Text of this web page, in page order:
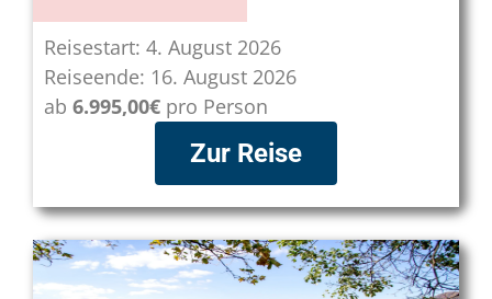
Reisestart: 4. August 2026
Reiseende: 16. August 2026
ab 6.995,00€ pro Person
Zur Reise